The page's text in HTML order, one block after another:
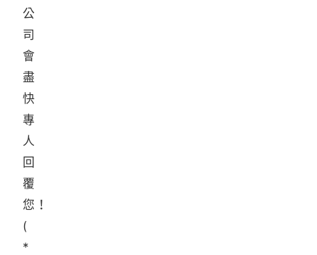
公
司
會
盡
快
專
人
回
覆
您！
(
*